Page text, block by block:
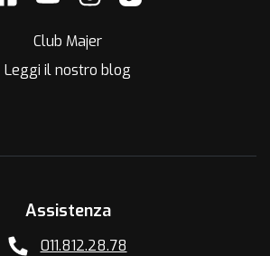
Club Majer
Leggi il nostro blog
Assistenza
011.812.28.78